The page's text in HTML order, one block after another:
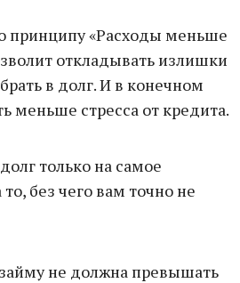
принципу «Расходы меньше
откладывать излишки
в долг. И в конечном
меньше стресса от кредита.
только на самое
без чего вам точно не
не должна превышать